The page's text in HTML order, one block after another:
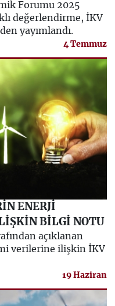
Forumu 2025
değerlendirme, İKV
yayımlandı.
4 Temmuz
ENERJİ
BİLGİ NOTU
açıklanan
verilerine ilişkin İKV
19 Haziran